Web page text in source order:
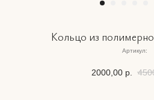
Кольцо из
Артикул:
2000,00 р.